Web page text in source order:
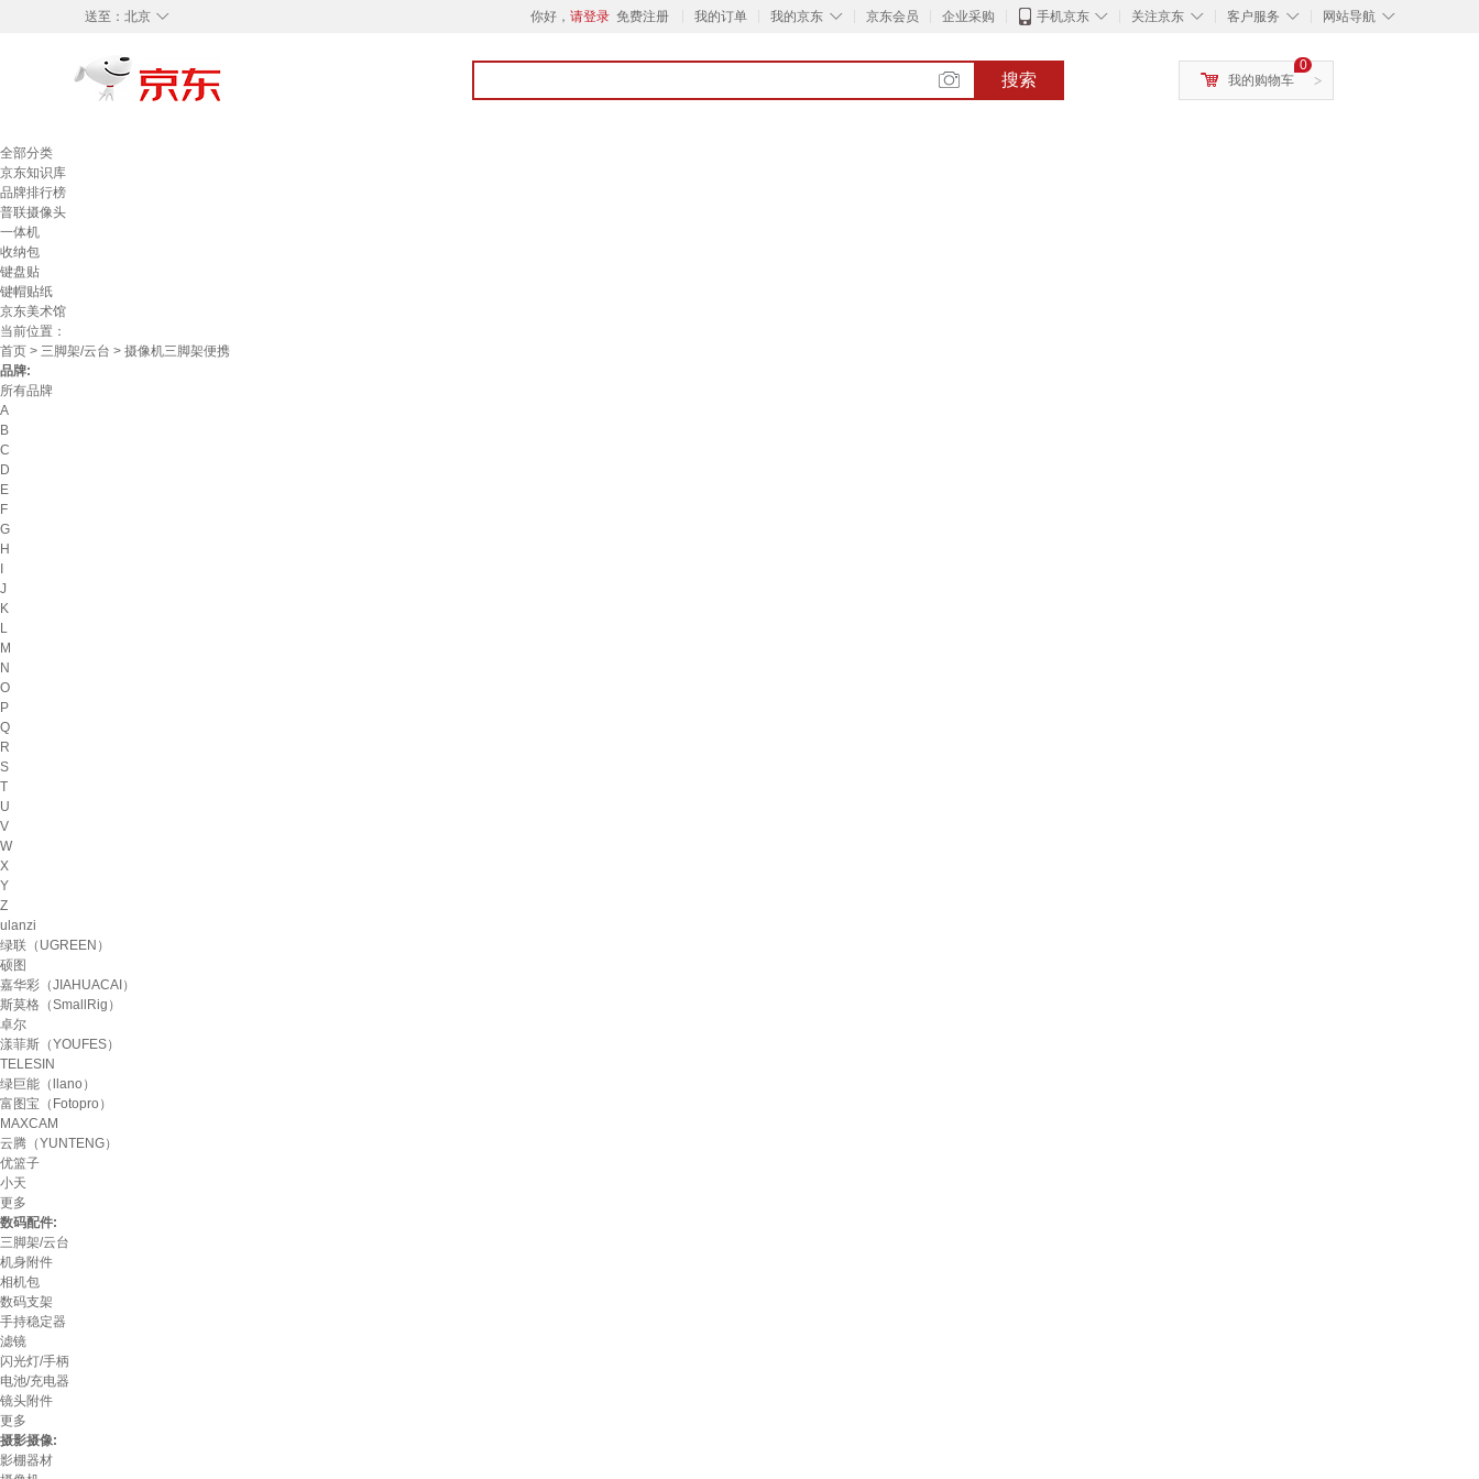
◇
送至： 北京 你好， 请登录 免费注册 我的订单 ◇
我的京东 京东会员 企业采购 ◇
手机京东 ◇
关注京东 ◇
客户服务 ◇
网站导航
搜索 >
0
我的购物车
全部分类
京东知识库
品牌排行榜
普联摄像头
一体机
收纳包
键盘贴
键帽贴纸
京东美术馆
当前位置：
首页 > 三脚架/云台 > 摄像机三脚架便携
品牌:
所有品牌
A
B
C
D
E
F
G
H
J
K
L
M
N
O
P
Q
R
S
T
U
V
W
X
Y
Z
ulanzi
绿联（UGREEN）
硕图
嘉华彩（JIAHUACAI）
斯莫格（SmallRig）
卓尔
漾菲斯（YOUFES）
TELESIN
绿巨能（llano）
富图宝（Fotopro）
MAXCAM
云腾（YUNTENG）
优篮子
小天
更多
数码配件:
三脚架/云台
机身附件
相机包
数码支架
手持稳定器
滤镜
闪光灯/手柄
电池/充电器
镜头附件
更多
摄影摄像:
影棚器材